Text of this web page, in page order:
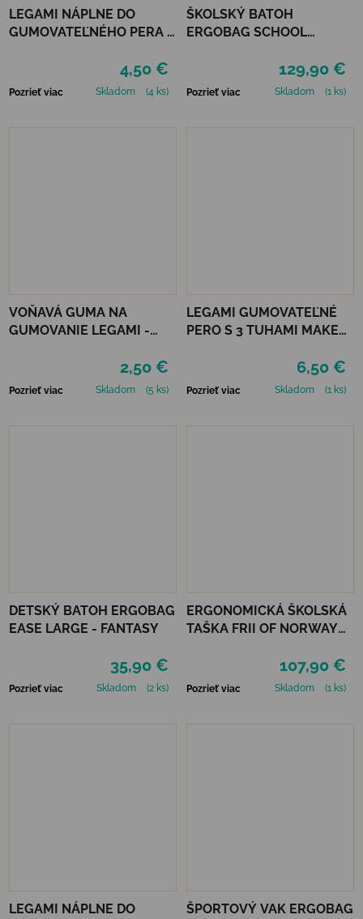
LEGAMI NÁPLNE DO
GUMOVATEĽNÉHO PERA 3
4,50 €
Pozrieť viac Skladom (4 ks)
ŠKOLSKÝ BATOH
ERGOBAG SCHOOL
PONYBEARADISE129,90 €
Pozrieť viac Skladom (1 ks)
VOŇAVÁ GUMA NA
GUMOVANIE LEGAMI -
2,50 €
Pozrieť viac Skladom (5 ks)
LEGAMI GUMOVATEĽNÉ
PERO S 3 TUHAMI MAKE
6,50 €
Pozrieť viac Skladom (1 ks)
DETSKÝ BATOH ERGOBAG
EASE LARGE - FANTASY
35,90 €
Pozrieť viac Skladom (2 ks)
ERGONOMICKÁ ŠKOLSKÁ
TAŠKA FRII OF NORWAY
107,90 €
Pozrieť viac Skladom (1 ks)
LEGAMI NÁPLNE DO ŠPORTOVÝ VAK ERGOBAG